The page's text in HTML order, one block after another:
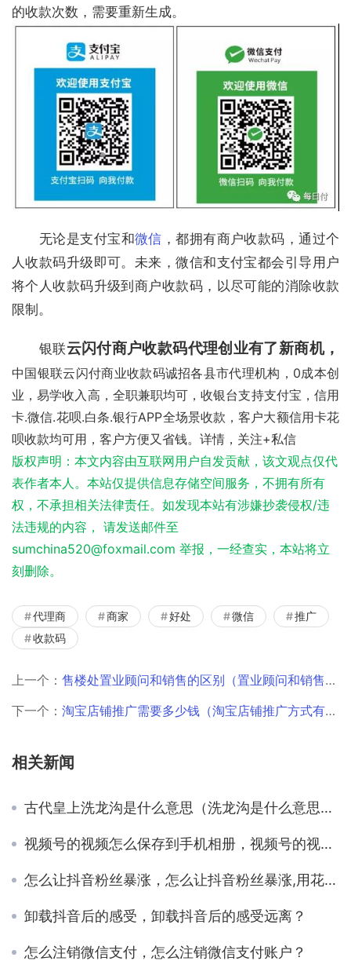
的收款次数，需要重新生成。
无论是支付宝和微信 ，都拥有商户收款码，通过个
人收款码升级即可。未来，微信和支付宝都会引导用户
将个人收款码升级到商户收款码，以尽可能的消除收款
限制。
银联云闪付商户收款码代理创业有了新商机，
中国银联云闪付商业收款码诚招各县市代理机构，0成本创
业，易学收入高，全职兼职均可，收银台支持支付宝，信用
卡.微信.花呗.白条.银行APP全场景收款，客户大额信用卡花
呗收款均可用，客户方便又省钱。详情，关注+私信
版权声明：本文内容由互联网用户自发贡献，该文观点仅代
表作者本人。本站仅提供信息存储空间服务，不拥有所有
权，不承担相关法律责任。如发现本站有涉嫌抄袭侵权/违
法违规的内容， 请发送邮件至
sumchina520@foxmail.com 举报，一经查实，本站将立
刻删除。
代理商 商家 好处 微信
推广
收款码
上一个： 售楼处置业顾问和销售的区别（置业顾问和销售的区别是什么）
下一个： 淘宝店铺推广需要多少钱（淘宝店铺推广方式有哪些）
相关新闻
古代皇上洗龙沟是什么意思（洗龙沟是什么意思衣机里面太脏了怎么办）
视频号的视频怎么保存到手机相册，视频号的视频怎么保存到手机相册苹果手机？
怎么让抖音粉丝暴涨，怎么让抖音粉丝暴涨,用花钱吗？
卸载抖音后的感受，卸载抖音后的感受远离？
怎么注销微信支付，怎么注销微信支付账户？